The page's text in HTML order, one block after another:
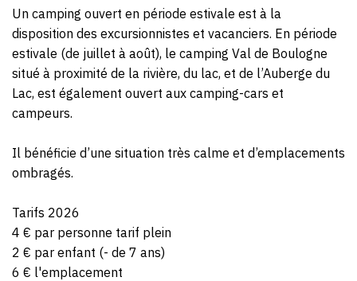
Un camping ouvert en période estivale est à la
disposition des excursionnistes et vacanciers. En période
estivale (de juillet à août), le camping Val de Boulogne
situé à proximité de la rivière, du lac, et de l’Auberge du
Lac, est également ouvert aux camping-cars et
campeurs.
Il bénéficie d’une situation très calme et d’emplacements
ombragés.
Tarifs 2026
4 € par personne tarif plein
2 € par enfant (- de 7 ans)
6 € l'emplacement